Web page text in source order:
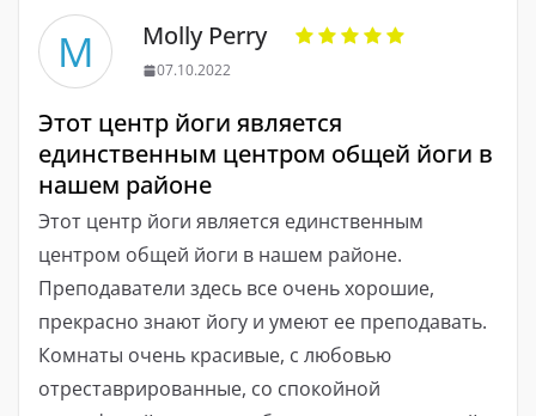
M Molly Perry
07.10.2022
Этот центр йоги является
единственным центром общей йоги в
нашем районе
Этот центр йоги является единственным
центром общей йоги в нашем районе.
Преподаватели здесь все очень хорошие,
прекрасно знают йогу и умеют ее преподавать.
Комнаты очень красивые, с любовью
отреставрированные, со спокойной